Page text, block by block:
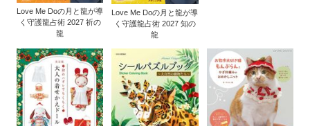
Love Me Doの月と龍が導
く守護龍占術 2027 祈の
龍
Love Me Doの月と龍が導
く守護龍占術 2027 知の
龍